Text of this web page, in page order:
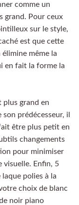
comme un
grand. Pour ceux
sur le style,
est que cette
même la
en fait la forme la
plus grand en
prédécesseur, il
être plus petit en
changements
pour minimiser
visuelle. Enfin, 5
laque polies à la
choix de blanc
noir piano